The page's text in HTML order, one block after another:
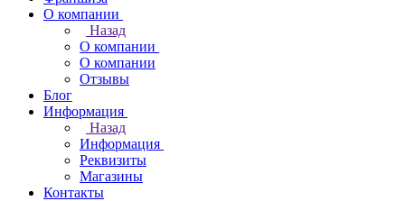
О компании
Назад
О компании
О компании
Отзывы
Блог
Информация
Назад
Информация
Реквизиты
Магазины
Контакты